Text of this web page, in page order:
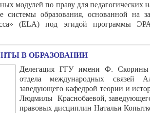
модулей по праву для педагогических
системы образования, основанной на
(ELA) под эгидой программы
В ОБРАЗОВАНИИ
Делегация ГГУ имени Ф. Скорины
отдела международных связей
заведующего кафедрой теории и
Людмилы Краснобаевой,
правовых дисциплин Натальи